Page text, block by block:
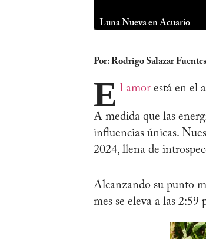
Luna Nueva en Acuario
Por:Rodrigo Salazar Fuentes
E l amor está en el
A medida que las
influencias únicas.
2024, llena de
Alcanzando su punto
mes se eleva a las